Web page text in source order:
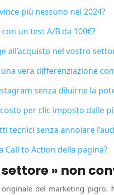
più nessuno nel 2024?
un test A/B da 100€?
all’acquisto nel vostro
vera differenziazione
senza diluirne la
per clic imposto dalle
tecnici senza annoiare
Call to Action della pagina?
» non
del marketing